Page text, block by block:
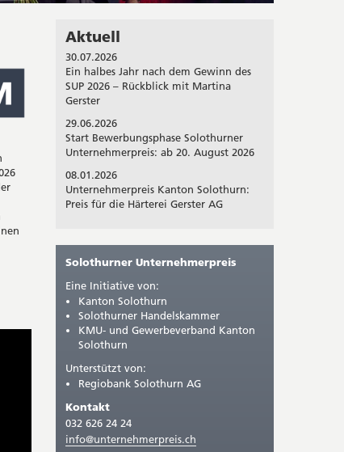
Solothurner Unternehmerpreis
Eine Initiative von:
Kanton Solothurn
Solothurner Handelskammer
KMU- und Gewerbeverband Kanton
Solothurn
Unterstützt von:
Regiobank Solothurn AG
Kontakt
032 626 24 24
info@unternehmerpreis.ch
Aktuell
30.07.2026
Ein halbes Jahr nach dem Gewinn des
SUP 2026 – Rückblick mit Martina
Gerster
29.06.2026
Start Bewerbungsphase Solothurner
Unternehmerpreis: ab 20. August 2026
08.01.2026
Unternehmerpreis Kanton Solothurn:
Preis für die Härterei Gerster AG